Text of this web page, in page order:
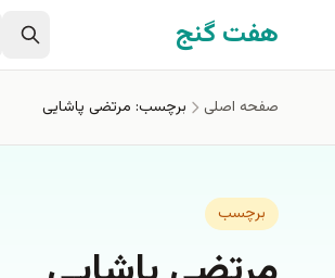
رفتن به محتوای اصلی
هفت گنج
صفحه اصلی برچسب: مرتضی پاشایی
برچسب